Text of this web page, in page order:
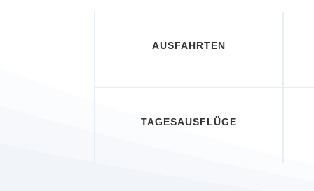
AUSFAHRTEN
TAGESAUSFLÜGE